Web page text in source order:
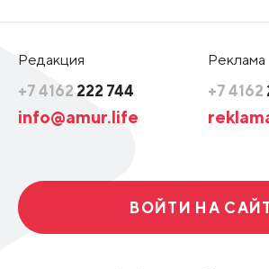
Редакция
+7 4162 222 744
info@amur.life
Реклама
+7 4162
ВОЙТИ НА